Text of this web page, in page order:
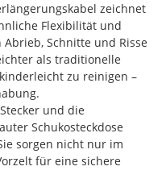
zeichnet
Flexibilität und
Schnitte und Risse
als traditionelle
zu reinigen –
und die
Schukosteckdose
sorgen nicht nur im
für eine sichere